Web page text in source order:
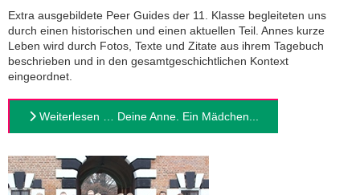
Extra ausgebildete Peer Guides der 11. Klasse begleiteten uns
durch einen historischen und einen aktuellen Teil. Annes kurze
Leben wird durch Fotos, Texte und Zitate aus ihrem Tagebuch
beschrieben und in den gesamtgeschichtlichen Kontext
eingeordnet.
Weiterlesen … Deine Anne. Ein Mädchen...